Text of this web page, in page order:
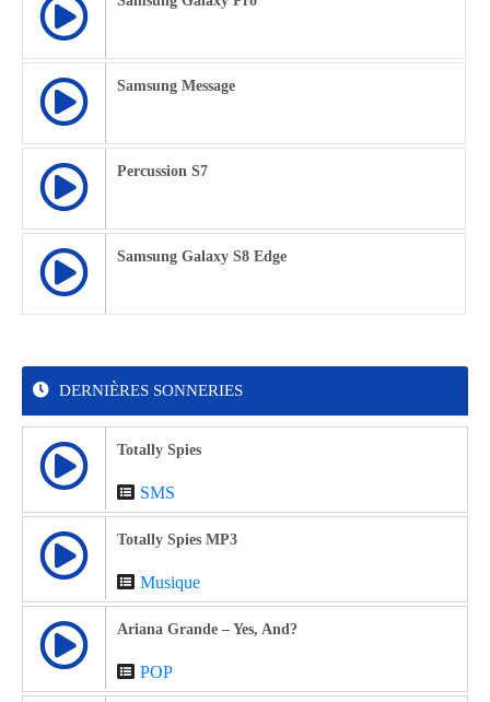
Samsung Message
Percussion S7
Samsung Galaxy S8 Edge
DERNIÈRES SONNERIES
Totally Spies
SMS
Totally Spies MP3
Musique
Ariana Grande – Yes, And?
POP